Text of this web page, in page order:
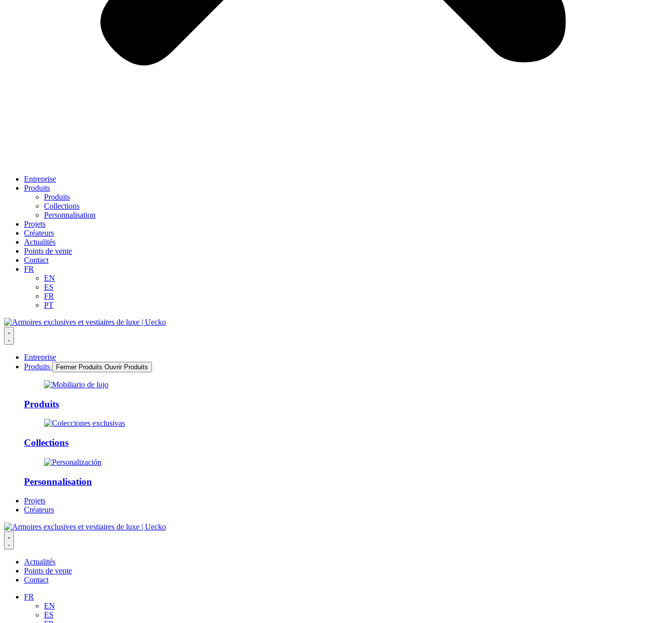
Entreprise
Produits
Produits
Collections
Personnalisation
Projets
Créateurs
Actualités
Points de vente
Contact
FR
EN
ES
FR
PT
Entreprise
Produits
Fermer Produits Ouvrir Produits
Produits
Collections
Personnalisation
Projets
Créateurs
Actualités
Points de vente
Contact
FR
EN
ES